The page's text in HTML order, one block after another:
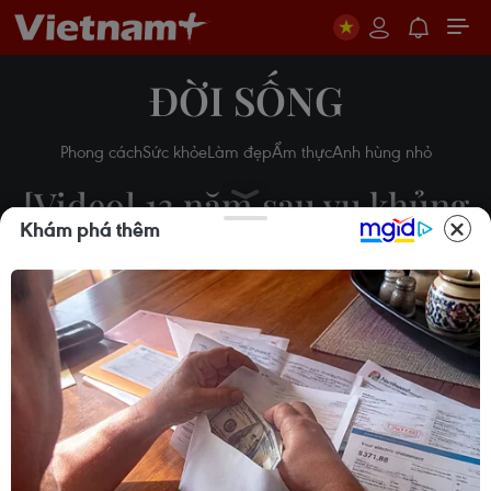
ĐỜI SỐNG
Phong cáchSức khỏeLàm đẹpẨm thựcAnh hùng nhỏ
[Video] 13 năm sau vụ khủng
bố kinh hoàng ngày 11/9 tại
Mỹ
12/09/2014 03:00
Theo dõi VietnamPlus
Khám phá thêm